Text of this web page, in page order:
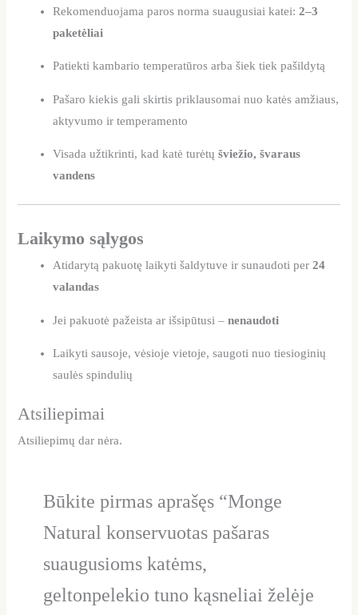
Rekomenduojama paros norma suaugusiai katei:2–3
paketėliai
Patiekti kambario temperatūros arba šiek tiek pašildytą
Pašaro kiekis gali skirtis priklausomai nuo katės amžiaus,
aktyvumo ir temperamento
Visada užtikrinti, kad katė turėtųšviežio, švaraus
vandens
Laikymo sąlygos
Atidarytą pakuotę laikyti šaldytuve ir sunaudoti per24
valandas
Jei pakuotė pažeista ar išsipūtusi –nenaudoti
Laikyti sausoje, vėsioje vietoje, saugoti nuo tiesioginių
saulės spindulių
Atsiliepimai
Atsiliepimų dar nėra.
Būkite pirmas aprašęs “Monge
Natural konservuotas pašaras
suaugusioms katėms,
geltonpelekio tuno kąsneliai želėje